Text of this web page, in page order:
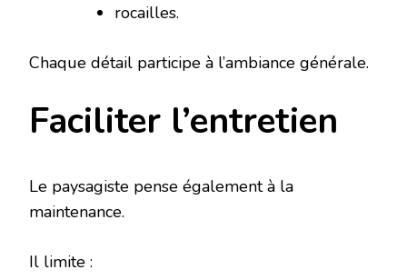
rocailles.
Chaque détail participe à l’ambiance générale.
Faciliter l’entretien
Le paysagiste pense également à la
maintenance.
Il limite :